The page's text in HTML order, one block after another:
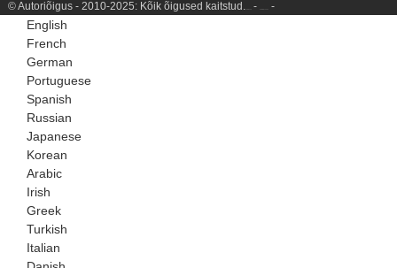
© Autoriõigus - 2010-2025: Kõik õigused kaitstud. - -
English
French
German
Portuguese
Spanish
Russian
Japanese
Korean
Arabic
Irish
Greek
Turkish
Italian